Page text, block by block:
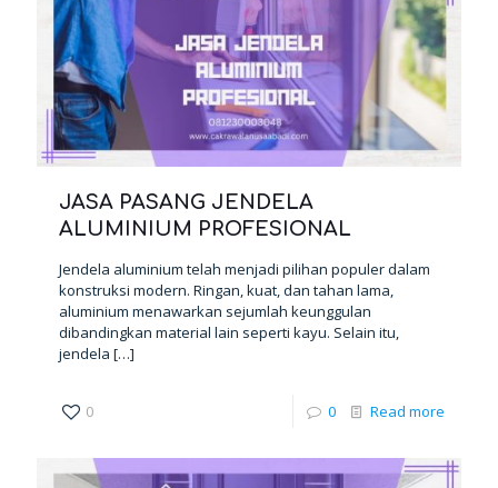
JASA PASANG JENDELA
ALUMINIUM PROFESIONAL
Jendela aluminium telah menjadi pilihan populer dalam
konstruksi modern. Ringan, kuat, dan tahan lama,
aluminium menawarkan sejumlah keunggulan
dibandingkan material lain seperti kayu. Selain itu,
jendela […]
0 0 Read more